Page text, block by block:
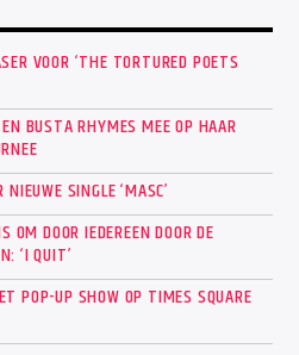
VOOR ‘THE TORTURED POETS
BUSTA RHYMES MEE OP HAAR
SINGLE ‘MASC’
DOOR IEDEREEN DOOR DE
‘I QUIT’
POP-UP SHOW OP TIMES SQUARE